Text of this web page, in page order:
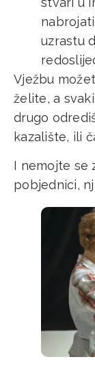
uzrastu
Vježbu
želite, a
drugo
kazalište, ili
I nemojte se
pobjednici,